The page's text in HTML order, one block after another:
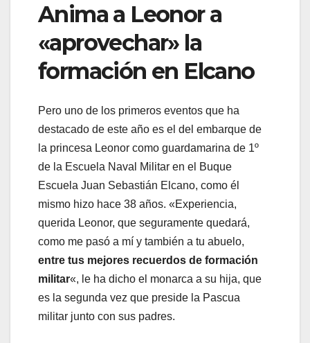
Anima a Leonor a
«aprovechar» la
formación en Elcano
Pero uno de los primeros eventos que ha
destacado de este año es el del embarque de
la princesa Leonor como guardamarina de 1º
de la Escuela Naval Militar en el Buque
Escuela Juan Sebastián Elcano, como él
mismo hizo hace 38 años. «Experiencia,
querida Leonor, que seguramente quedará,
como me pasó a mí y también a tu abuelo,
entre tus mejores recuerdos de formación
militar«, le ha dicho el monarca a su hija, que
es la segunda vez que preside la Pascua
militar junto con sus padres.